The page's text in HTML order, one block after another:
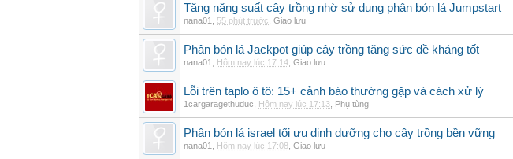
Tăng năng suất cây trồng nhờ sử dụng phân bón lá Jumpstart
nana01 55 phút trước Giao lưu
Phân bón lá Jackpot giúp cây trồng tăng sức đề kháng tốt
nana01 Hôm nay lúc 17:14 Giao lưu
Lỗi trên taplo ô tô: 15+ cảnh báo thường gặp và cách xử lý
1cargaragethuduc Hôm nay lúc 17:13 Phụ tùng
Phân bón lá israel tối ưu dinh dưỡng cho cây trồng bền vững
nana01 Hôm nay lúc 17:08 Giao lưu